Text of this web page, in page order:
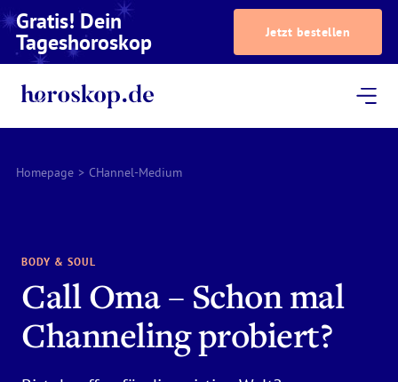
Gratis! Dein
Tageshoroskop Jetzt bestellen
Homepage > CHannel-Medium
BODY & SOUL
Call Oma – Schon mal
Channeling probiert?